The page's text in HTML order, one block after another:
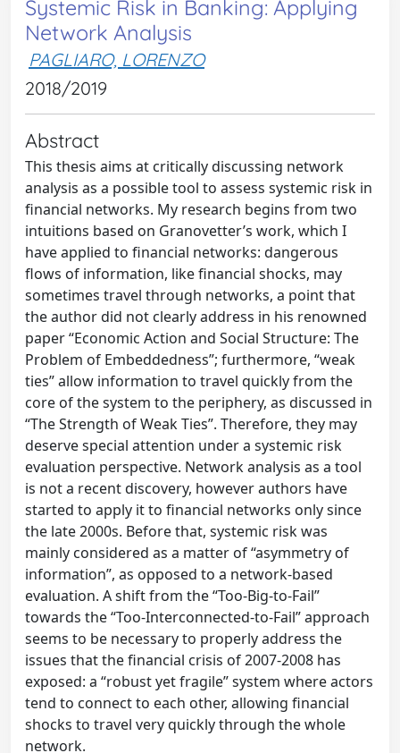
Systemic Risk in Banking: Applying
Network Analysis
PAGLIARO, LORENZO
2018/2019
Abstract
This thesis aims at critically discussing network
analysis as a possible tool to assess systemic risk in
financial networks. My research begins from two
intuitions based on Granovetter’s work, which I
have applied to financial networks: dangerous
flows of information, like financial shocks, may
sometimes travel through networks, a point that
the author did not clearly address in his renowned
paper “Economic Action and Social Structure: The
Problem of Embeddedness”; furthermore, “weak
ties” allow information to travel quickly from the
core of the system to the periphery, as discussed in
“The Strength of Weak Ties”. Therefore, they may
deserve special attention under a systemic risk
evaluation perspective. Network analysis as a tool
is not a recent discovery, however authors have
started to apply it to financial networks only since
the late 2000s. Before that, systemic risk was
mainly considered as a matter of “asymmetry of
information”, as opposed to a network-based
evaluation. A shift from the “Too-Big-to-Fail”
towards the “Too-Interconnected-to-Fail” approach
seems to be necessary to properly address the
issues that the financial crisis of 2007-2008 has
exposed: a “robust yet fragile” system where actors
tend to connect to each other, allowing financial
shocks to travel very quickly through the whole
network.